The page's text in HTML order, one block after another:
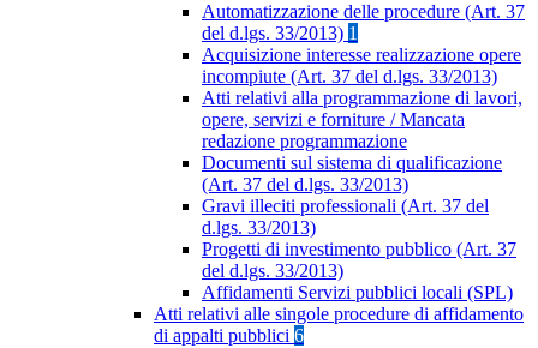
Automatizzazione delle procedure (Art. 37
del d.lgs. 33/2013) 1
Acquisizione interesse realizzazione opere
incompiute (Art. 37 del d.lgs. 33/2013)
Atti relativi alla programmazione di lavori,
opere, servizi e forniture / Mancata
redazione programmazione
Documenti sul sistema di qualificazione
(Art. 37 del d.lgs. 33/2013)
Gravi illeciti professionali (Art. 37 del
d.lgs. 33/2013)
Progetti di investimento pubblico (Art. 37
del d.lgs. 33/2013)
Affidamenti Servizi pubblici locali (SPL)
Atti relativi alle singole procedure di affidamento
di appalti pubblici 6